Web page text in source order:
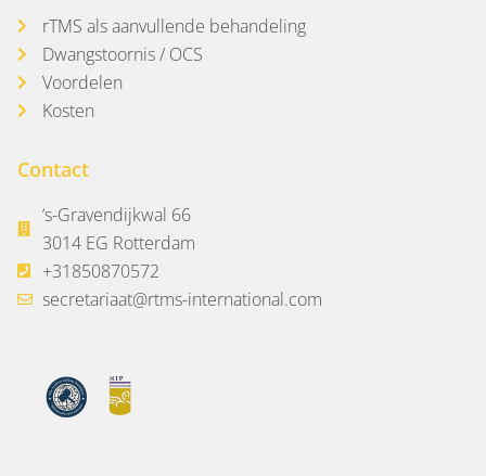
rTMS als aanvullende behandeling
Dwangstoornis / OCS
Voordelen
Kosten
Contact
‘s-Gravendijkwal 66
3014 EG Rotterdam
+31850870572
secretariaat@rtms-international.com